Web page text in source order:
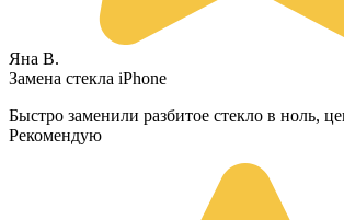
Яна В.
Замена стекла iPhone
Быстро заменили разбитое стекло в ноль,
Рекомендую